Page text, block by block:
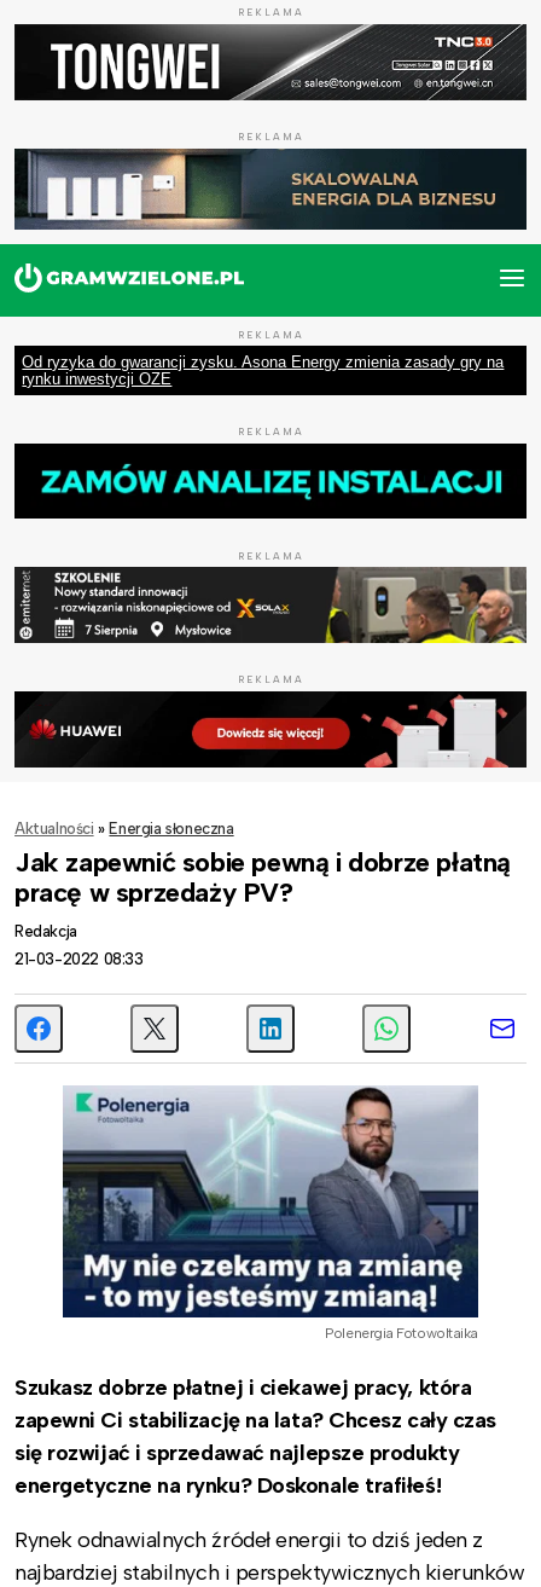
REKLAMA
REKLAMA
REKLAMA
Od ryzyka do gwarancji zysku. Asona Energy zmienia zasady gry na
rynku inwestycji OZE
REKLAMA
REKLAMA
REKLAMA
Aktualności » Energia słoneczna
Jak zapewnić sobie pewną i dobrze płatną
pracę w sprzedaży PV?
Redakcja
21-03-2022 08:33
Polenergia Fotowoltaika
Szukasz dobrze płatnej i ciekawej pracy, która
zapewni Ci stabilizację na lata? Chcesz cały czas
się rozwijać i sprzedawać najlepsze produkty
energetyczne na rynku? Doskonale trafiłeś!
Rynek odnawialnych źródeł energii to dziś jeden z
najbardziej stabilnych i perspektywicznych kierunków